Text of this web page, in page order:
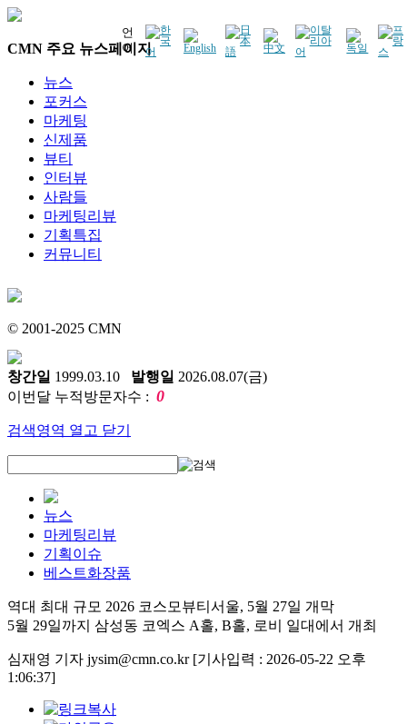
언
어
CMN 주요 뉴스페이지
뉴스
포커스
마케팅
신제품
뷰티
인터뷰
사람들
마케팅리뷰
기획특집
커뮤니티
© 2001-2025 CMN
창간일 1999.03.10 발행일 2026.08.07(금)
이번달 누적방문자수 : 0
검색영역 열고 닫기
뉴스
마케팅리뷰
기획이슈
베스트화장품
역대 최대 규모 2026 코스모뷰티서울, 5월 27일 개막
5월 29일까지 삼성동 코엑스 A홀, B홀, 로비 일대에서 개최
심재영 기자 jysim@cmn.co.kr [기사입력 : 2026-05-22 오후
1:06:37]